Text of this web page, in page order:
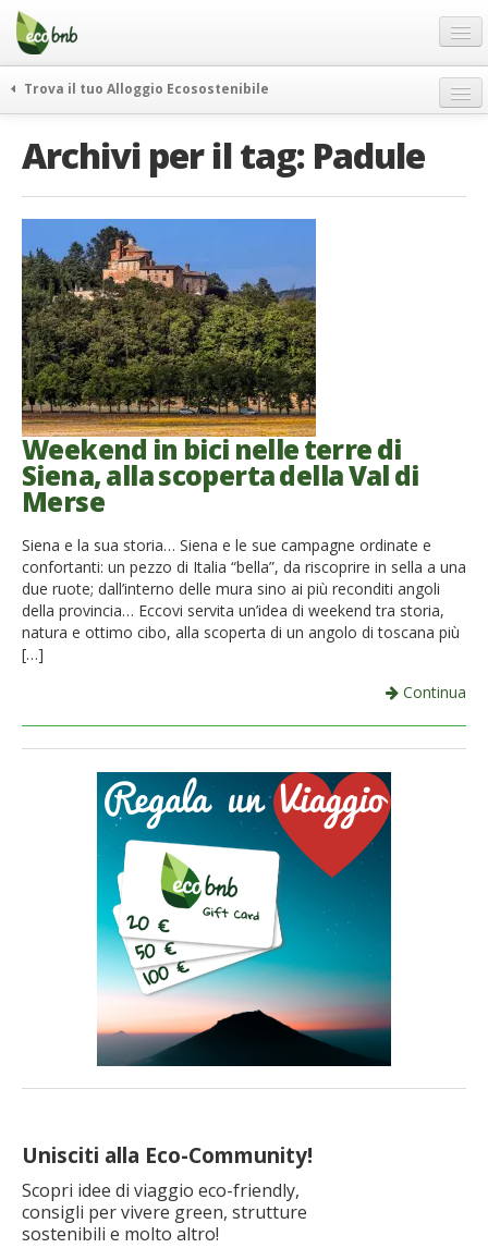
Menu
Salta
contenuto
Offerte Speciali
Regali
FAQ
Partner
Contatti
Italiano
German
English
Spanish
French
Italiano
Trova il tuo Alloggio Ecosostenibile
itinerari
vivere e viaggiare verde
news ed eventi
ecohotel
rassegna stampa
Archivi per il tag: Padule
Weekend in bici nelle terre di
Siena, alla scoperta della Val di
Merse
Siena e la sua storia… Siena e le sue campagne ordinate e
confortanti: un pezzo di Italia “bella”, da riscoprire in sella a una
due ruote; dall’interno delle mura sino ai più reconditi angoli
della provincia… Eccovi servita un’idea di weekend tra storia,
natura e ottimo cibo, alla scoperta di un angolo di toscana più
[…]
Continua
Unisciti alla Eco-Community!
Scopri idee di viaggio eco-friendly,
consigli per vivere green, strutture
sostenibili e molto altro!